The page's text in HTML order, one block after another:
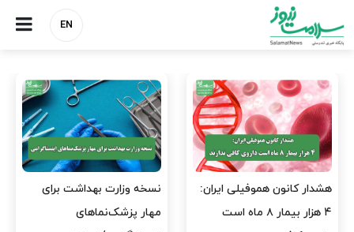
EN
مدیران پرستاری باید حامی
پرستاران باشند، نه عامل فشار
مدیریت سلامت، میدان
آزمون و خطا نیست